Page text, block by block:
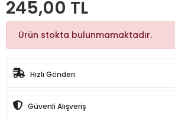
245,00 TL
Ürün stokta bulunmamaktadır.
Hızlı Gönderi
Güvenli Alışveriş